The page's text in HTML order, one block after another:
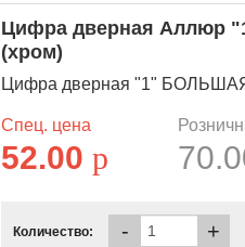
Цифра дверная Аллюр
(хром)
Цифра дверная "1" БОЛЬШАЯ
Спец. цена
52.00p
Количество: - +